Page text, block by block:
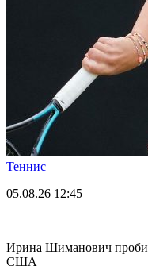
Теннис
05.08.26 12:45
Ирина Шиманович
США